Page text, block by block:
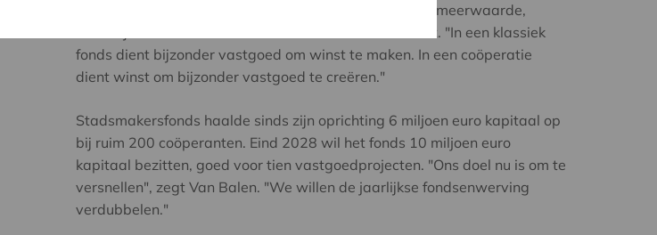
herbestemmen als plekken met een maatschappelijke meerwaarde,
waarbij het fonds niet naar winstmaximalisatie streeft. "In een klassiek
fonds dient bijzonder vastgoed om winst te maken. In een coöperatie
dient winst om bijzonder vastgoed te creëren."
Stadsmakersfonds haalde sinds zijn oprichting 6 miljoen euro kapitaal op
bij ruim 200 coöperanten. Eind 2028 wil het fonds 10 miljoen euro
kapitaal bezitten, goed voor tien vastgoedprojecten. "Ons doel nu is om te
versnellen", zegt Van Balen. "We willen de jaarlijkse fondsenwerving
verdubbelen."